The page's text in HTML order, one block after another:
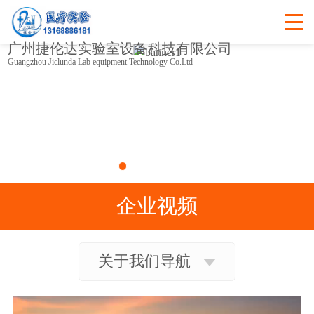
广州捷伦达实验室设备科技有限公司
Guangzhou Jiclunda Lab equipment Technology Co.Ltd
企业视频
关于我们导航